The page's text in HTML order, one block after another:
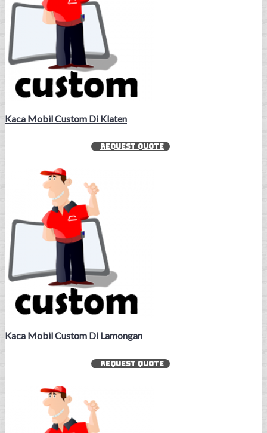
Kaca Mobil Custom Di Klaten
REQUEST QUOTE
Kaca Mobil Custom Di Lamongan
REQUEST QUOTE